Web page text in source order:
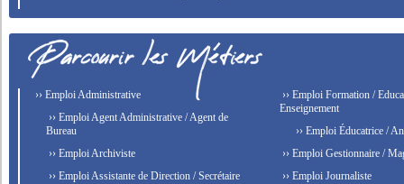
›› Emploi Administrative
›› Emploi Agent Administrative / Agent de
Bureau
›› Emploi Archiviste
›› Emploi Assistante de Direction / Secrétaire
›› Emploi Formation /
Enseignement
›› Emploi Éducatrice /
›› Emploi Gestionnaire /
›› Emploi Journaliste